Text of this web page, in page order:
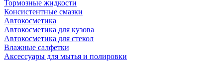
Тормозные жидкости
Консистентные смазки
Автокосметика
Автокосметика для кузова
Автокосметика для стекол
Влажные салфетки
Аксессуары для мытья и полировки